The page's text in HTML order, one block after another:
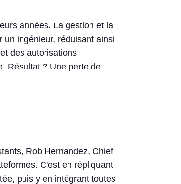
années. La gestion et la
un ingénieur, réduisant ainsi
des autorisations
Résultat ? Une perte de
Rob Hernandez, Chief
C'est en répliquant
puis y en intégrant toutes